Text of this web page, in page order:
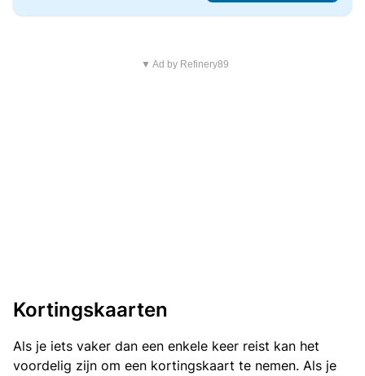
▼ Ad by Refinery89
Kortingskaarten
Als je iets vaker dan een enkele keer reist kan het
voordelig zijn om een kortingskaart te nemen. Als je